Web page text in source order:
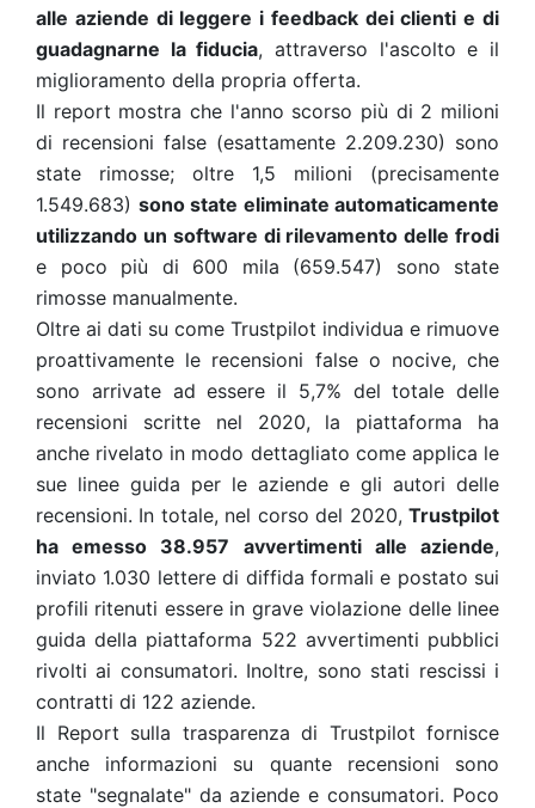
alle aziende di leggere i feedback dei clienti e di
guadagnarne la fiducia, attraverso l'ascolto e il
miglioramento della propria offerta.
Il report mostra che l'anno scorso più di 2 milioni
di recensioni false (esattamente 2.209.230) sono
state rimosse; oltre 1,5 milioni (precisamente
1.549.683) sono state eliminate automaticamente
utilizzando un software di rilevamento delle frodi
e poco più di 600 mila (659.547) sono state
rimosse manualmente.
Oltre ai dati su come Trustpilot individua e rimuove
proattivamente le recensioni false o nocive, che
sono arrivate ad essere il 5,7% del totale delle
recensioni scritte nel 2020, la piattaforma ha
anche rivelato in modo dettagliato come applica le
sue linee guida per le aziende e gli autori delle
recensioni. In totale, nel corso del 2020, Trustpilot
ha emesso 38.957 avvertimenti alle aziende,
inviato 1.030 lettere di diffida formali e postato sui
profili ritenuti essere in grave violazione delle linee
guida della piattaforma 522 avvertimenti pubblici
rivolti ai consumatori. Inoltre, sono stati rescissi i
contratti di 122 aziende.
Il Report sulla trasparenza di Trustpilot fornisce
anche informazioni su quante recensioni sono
state "segnalate" da aziende e consumatori. Poco